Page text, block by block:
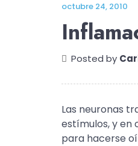
octubre 24, 2010
Posted by
Las neuronas
estímulos, y en
para hacerse